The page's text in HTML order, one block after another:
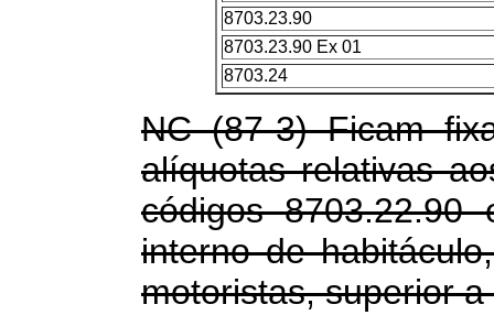
8703.23.90
8703.23.90 Ex 01
8703.24
NC (87-3) Ficam
alíquotas relativas
códigos 8703.22.90
interno de
motoristas, superior a